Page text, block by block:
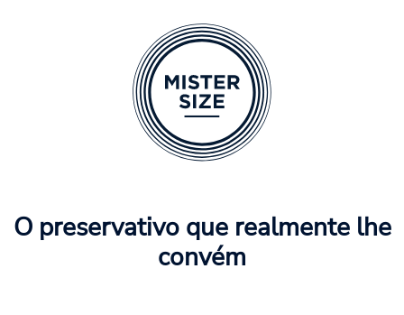
O preservativo que realmente lhe
convém